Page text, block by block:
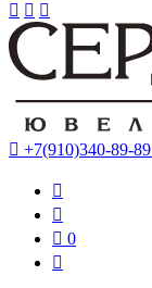
  
 +7(910)340-89-89


 0
